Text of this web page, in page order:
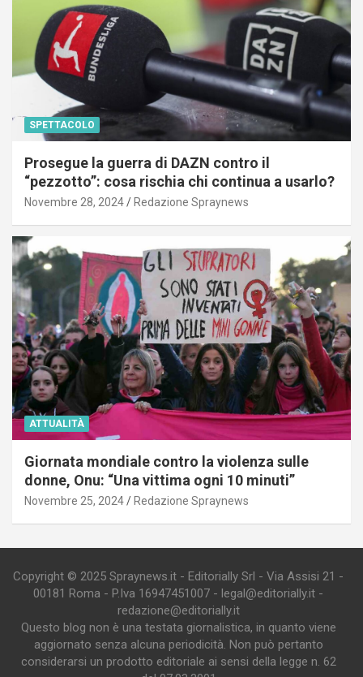
SPETTACOLO
Prosegue la guerra di DAZN contro il
“pezzotto”: cosa rischia chi continua a usarlo?
Novembre 28, 2024 Redazione Spraynews
ATTUALITÀ
Giornata mondiale contro la violenza sulle
donne, Onu: “Una vittima ogni 10 minuti”
Novembre 25, 2024 Redazione Spraynews
Copyright © 2025 Spraynews.it - Editorially Srl - Via Assisi 21 -
00181 Roma - P.Iva 16947451007 - legal@editorially.it -
redazione@editorially.it
Questo blog non è una testata giornalistica, in quanto viene
aggiornato senza alcuna periodicità. Non può pertanto
considerarsi un prodotto editoriale ai sensi della legge n. 62